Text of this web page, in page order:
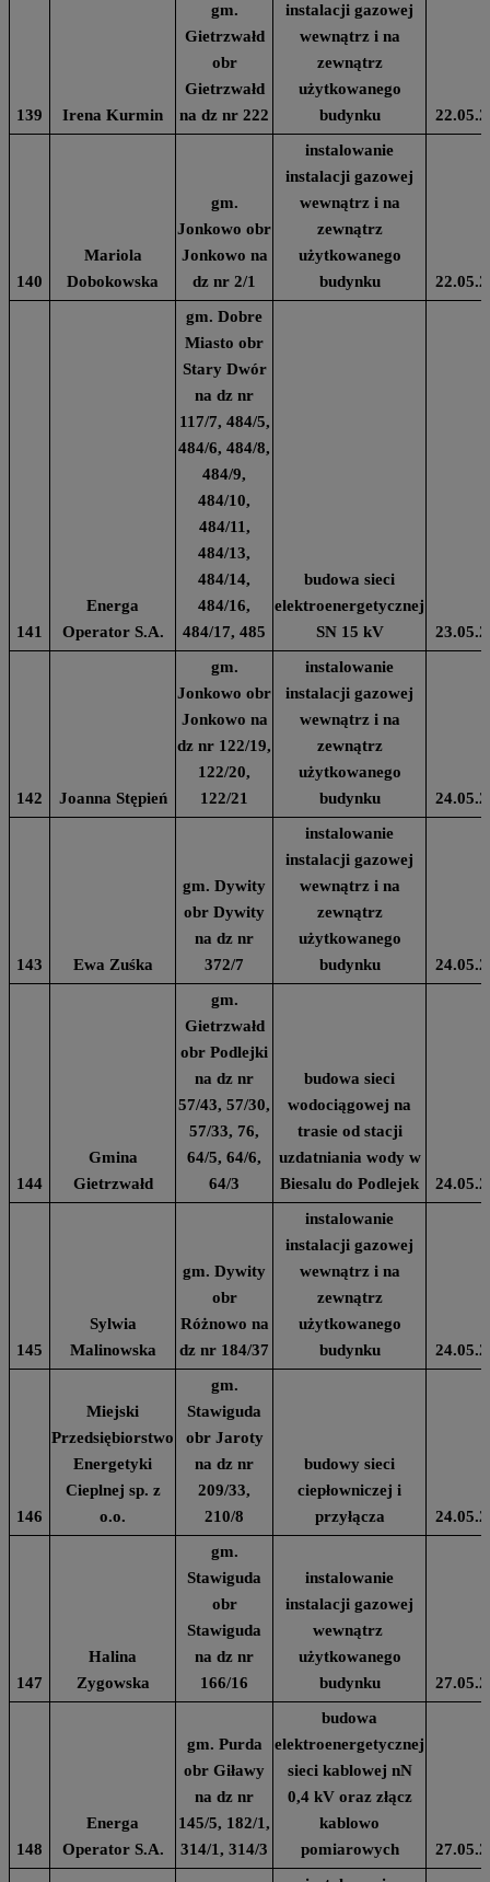
139 Irena Kurmin
gm.
Gietrzwałd
obr
Gietrzwałd
na dz nr 222
instalacji gazowej
wewnątrz i na
zewnątrz
użytkowanego
budynku
140
Mariola
Dobokowska
gm.
Jonkowo obr
Jonkowo na
dz nr 2/1
instalowanie
instalacji gazowej
wewnątrz i na
zewnątrz
użytkowanego
budynku
141
Energa
Operator S.A.
gm. Dobre
Miasto obr
Stary Dwór
na dz nr
117/7, 484/5,
484/6, 484/8,
484/9,
484/10,
484/11,
484/13,
484/14,
484/16,
484/17, 485
budowa sieci
elektroenergetycznej
SN 15 kV
142 Joanna Stępień
gm.
Jonkowo obr
Jonkowo na
dz nr 122/19,
122/20,
122/21
instalowanie
instalacji gazowej
wewnątrz i na
zewnątrz
użytkowanego
budynku
143 Ewa Zuśka
gm. Dywity
obr Dywity
na dz nr
372/7
instalowanie
instalacji gazowej
wewnątrz i na
zewnątrz
użytkowanego
budynku
144
Gmina
Gietrzwałd
gm.
Gietrzwałd
obr Podlejki
na dz nr
57/43, 57/30,
57/33, 76,
64/5, 64/6,
64/3
budowa sieci
wodociągowej na
trasie od stacji
uzdatniania wody w
Biesalu do Podlejek
145
Sylwia
Malinowska
gm. Dywity
obr
Różnowo na
dz nr 184/37
instalowanie
instalacji gazowej
wewnątrz i na
zewnątrz
użytkowanego
budynku
146
Miejski
Przedsiębiorstwo
Energetyki
Cieplnej sp. z
o.o.
gm.
Stawiguda
obr Jaroty
na dz nr
209/33,
210/8
budowy sieci
ciepłowniczej i
przyłącza
147
Halina
Zygowska
gm.
Stawiguda
obr
Stawiguda
na dz nr
166/16
instalowanie
instalacji gazowej
wewnątrz
użytkowanego
budynku
148
Energa
Operator S.A.
gm. Purda
obr Giławy
na dz nr
145/5, 182/1,
314/1, 314/3
budowa
elektroenergetycznej
sieci kablowej nN
0,4 kV oraz złącz
kablowo
pomiarowych